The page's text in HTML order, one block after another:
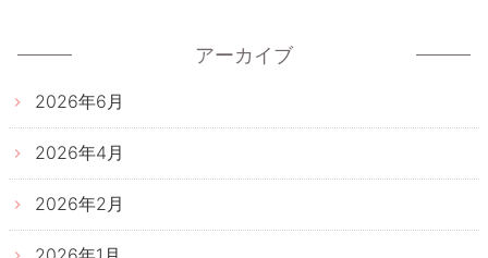
アーカイブ
2026年6月
2026年4月
2026年2月